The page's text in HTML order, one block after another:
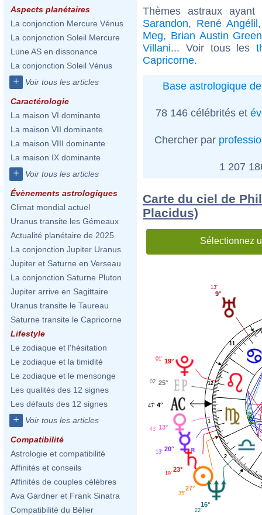
Aspects planétaires
La conjonction Mercure Vénus
La conjonction Soleil Mercure
Lune AS en dissonance
La conjonction Soleil Vénus
+ Voir tous les articles
Caractérologie
La maison VI dominante
La maison VII dominante
La maison VIII dominante
La maison IX dominante
+ Voir tous les articles
Évènements astrologiques
Climat mondial actuel
Uranus transite les Gémeaux
Actualité planétaire de 2025
La conjonction Jupiter Uranus
Jupiter et Saturne en Verseau
La conjonction Saturne Pluton
Jupiter arrive en Sagittaire
Uranus transite le Taureau
Saturne transite le Capricorne
Lifestyle
Le zodiaque et l'hésitation
Le zodiaque et la timidité
Le zodiaque et le mensonge
Les qualités des 12 signes
Les défauts des 12 signes
+ Voir tous les articles
Compatibilité
Astrologie et compatibilité
Affinités et conseils
Affinités de couples célèbres
Ava Gardner et Frank Sinatra
Compatibilité du Bélier
Thèmes astraux
Sarandon, René Angélil
Meg, Brian Austin Green
Villani... Voir tous les
Capricorne.
Base astrologique
78 146 célébrités et
Chercher par
1 207
Carte du ciel de
Placidus)
Sélectionnez
1
2
11
12
9°
13'
19°
01'
25°
02'
4°
47'
13°
43'
20°
13'
23°
19'
27°
35'
16°
22'